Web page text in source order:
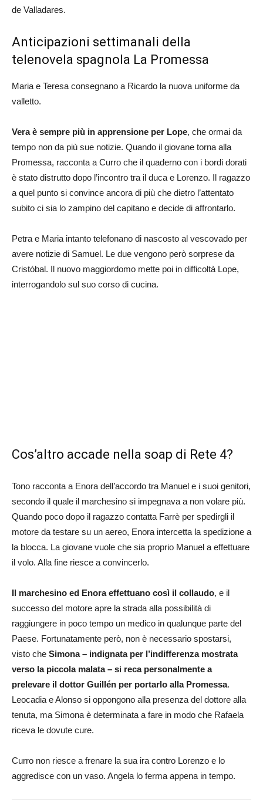
de Valladares.
Anticipazioni settimanali della
telenovela spagnola La Promessa
Maria e Teresa consegnano a Ricardo la nuova uniforme da
valletto.
Vera è sempre più in apprensione per Lope, che ormai da
tempo non da più sue notizie. Quando il giovane torna alla
Promessa, racconta a Curro che il quaderno con i bordi dorati
è stato distrutto dopo l’incontro tra il duca e Lorenzo. Il ragazzo
a quel punto si convince ancora di più che dietro l’attentato
subito ci sia lo zampino del capitano e decide di affrontarlo.
Petra e Maria intanto telefonano di nascosto al vescovado per
avere notizie di Samuel. Le due vengono però sorprese da
Cristóbal. Il nuovo maggiordomo mette poi in difficoltà Lope,
interrogandolo sul suo corso di cucina.
Cos’altro accade nella soap di Rete 4?
Tono racconta a Enora dell’accordo tra Manuel e i suoi genitori,
secondo il quale il marchesino si impegnava a non volare più.
Quando poco dopo il ragazzo contatta Farrè per spedirgli il
motore da testare su un aereo, Enora intercetta la spedizione a
la blocca. La giovane vuole che sia proprio Manuel a effettuare
il volo. Alla fine riesce a convincerlo.
Il marchesino ed Enora effettuano così il collaudo, e il
successo del motore apre la strada alla possibilità di
raggiungere in poco tempo un medico in qualunque parte del
Paese. Fortunatamente però, non è necessario spostarsi,
visto che Simona – indignata per l’indifferenza mostrata
verso la piccola malata – si reca personalmente a
prelevare il dottor Guillén per portarlo alla Promessa.
Leocadia e Alonso si oppongono alla presenza del dottore alla
tenuta, ma Simona è determinata a fare in modo che Rafaela
riceva le dovute cure.
Curro non riesce a frenare la sua ira contro Lorenzo e lo
aggredisce con un vaso. Angela lo ferma appena in tempo.